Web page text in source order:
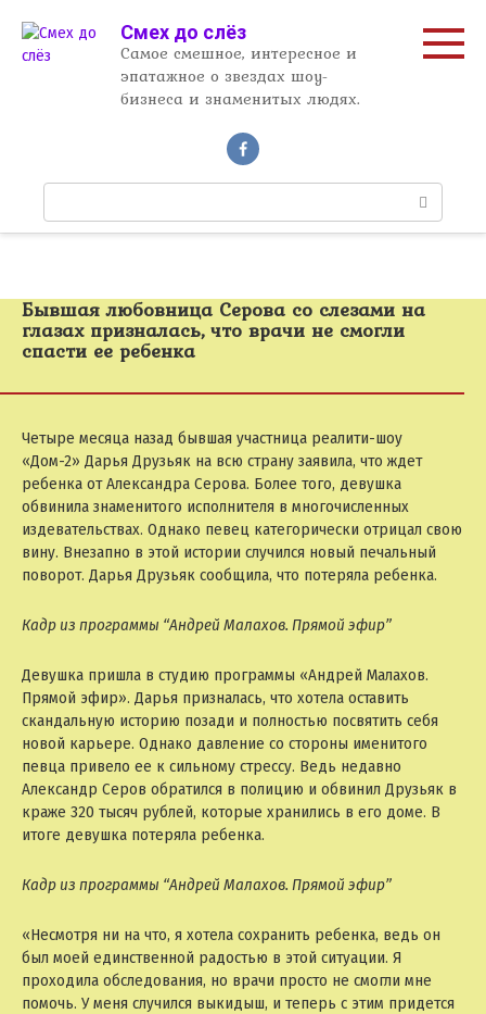
контенту
Смех до слёз
Самое смешное, интересное и
эпатажное о звездах шоу-
бизнеса и знаменитых людях.
о
и
:
Бывшая любовница Серова со слезами на
глазах призналась, что врачи не смогли
спасти ее ребенка
Четыре месяца назад бывшая участница реалити-шоу
«Дом-2» Дарья Друзьяк на всю страну заявила, что ждет
ребенка от Александра Серова. Более того, девушка
обвинила знаменитого исполнителя в многочисленных
издевательствах. Однако певец категорически отрицал свою
вину. Внезапно в этой истории случился новый печальный
поворот. Дарья Друзьяк сообщила, что потеряла ребенка.
Кадр из программы “Андрей Малахов. Прямой эфир”
Девушка пришла в студию программы «Андрей Малахов.
Прямой эфир». Дарья призналась, что хотела оставить
скандальную историю позади и полностью посвятить себя
новой карьере. Однако давление со стороны именитого
певца привело ее к сильному стрессу. Ведь недавно
Александр Серов обратился в полицию и обвинил Друзьяк в
краже 320 тысяч рублей, которые хранились в его доме. В
итоге девушка потеряла ребенка.
Кадр из программы “Андрей Малахов. Прямой эфир”
«Несмотря ни на что, я хотела сохранить ребенка, ведь он
был моей единственной радостью в этой ситуации. Я
проходила обследования, но врачи просто не смогли мне
помочь. У меня случился выкидыш, и теперь с этим придется